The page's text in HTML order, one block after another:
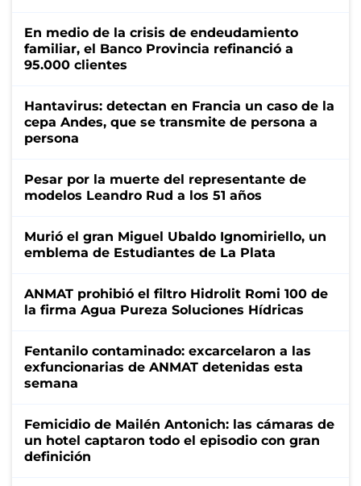
En medio de la crisis de endeudamiento
familiar, el Banco Provincia refinanció a
95.000 clientes
Hantavirus: detectan en Francia un caso de la
cepa Andes, que se transmite de persona a
persona
Pesar por la muerte del representante de
modelos Leandro Rud a los 51 años
Murió el gran Miguel Ubaldo Ignomiriello, un
emblema de Estudiantes de La Plata
ANMAT prohibió el filtro Hidrolit Romi 100 de
la firma Agua Pureza Soluciones Hídricas
Fentanilo contaminado: excarcelaron a las
exfuncionarias de ANMAT detenidas esta
semana
Femicidio de Mailén Antonich: las cámaras de
un hotel captaron todo el episodio con gran
definición